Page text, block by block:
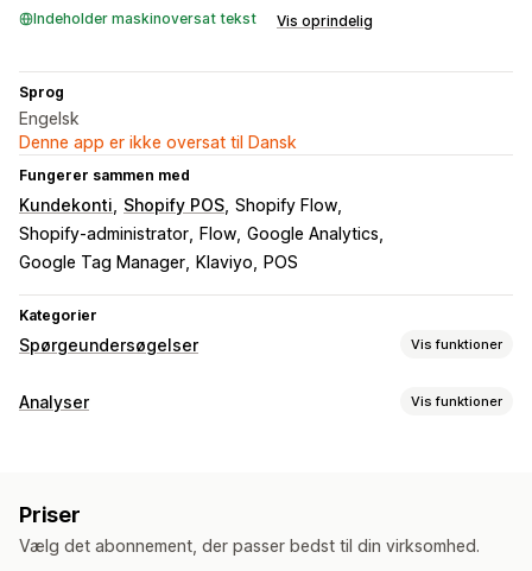
Indeholder maskinoversat tekst Vis oprindelig
Sprog
Engelsk
Denne app er ikke oversat til Dansk
Fungerer sammen med
Kundekonti Shopify POS Shopify Flow
Shopify-administrator
Flow Google Analytics
Google Tag Manager
Klaviyo POS
Kategorier
Spørgeundersøgelser Vis funktioner
Tilpasning af formular
Spørgeundersøgelsestyper
Kundetilfredshed
Markedsundersøgelse
Analyser Vis funktioner
Segmentering
Priser
Vælg det abonnement, der passer bedst til din virksomhed.